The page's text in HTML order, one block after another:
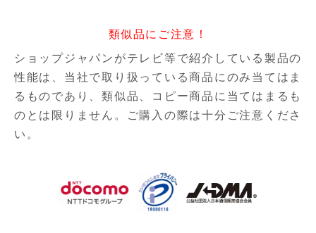
類似品にご注意！
ショップジャパンがテレビ等で紹介している製品の
性能は、当社で取り扱っている商品にのみ当てはま
るものであり、類似品、コピー商品に当てはまるも
のとは限りません。ご購入の際は十分ご注意くださ
い。